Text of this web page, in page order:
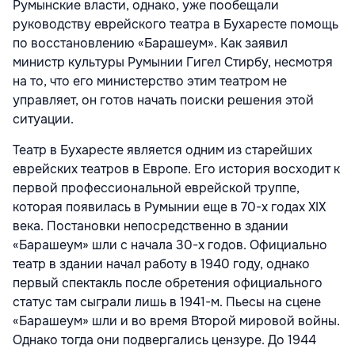
Румынские власти, однако, уже пообещали
руководству еврейского театра в Бухаресте помощь
по восстановлению «Барашеум». Как заявил
министр культуры Румынии Гигел Стирбу, несмотря
на то, что его министерство этим театром не
управляет, он готов начать поиски решения этой
ситуации.
Театр в Бухаресте является одним из старейших
еврейских театров в Европе. Его история восходит к
первой профессиональной еврейской труппе,
которая появилась в Румынии еще в 70-х годах XIX
века. Постановки непосредственно в здании
«Барашеум» шли с начала 30-х годов. Официально
театр в здании начал работу в 1940 году, однако
первый спектакль после обретения официального
статус там сыграли лишь в 1941-м. Пьесы на сцене
«Барашеум» шли и во время Второй мировой войны.
Однако тогда они подвергались цензуре. До 1944